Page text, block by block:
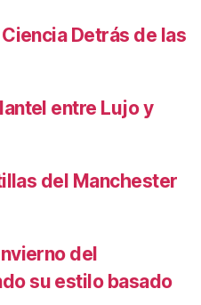
Detrás de las
entre Lujo y
del Manchester
del
su estilo basado